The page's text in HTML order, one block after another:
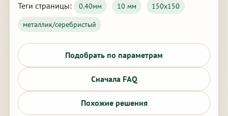
Теги страницы: 0.40мм 10 мм
150х150
металлик/серебристый
Подобрать по параметрам
Сначала FAQ
Похожие решения